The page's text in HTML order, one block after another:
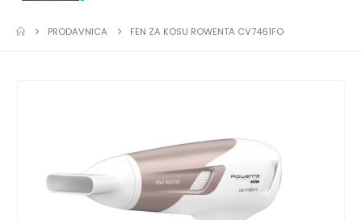
PRODAVNICA FEN ZA KOSU ROWENTA CV7461FO